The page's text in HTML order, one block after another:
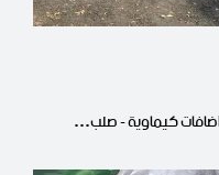
كيماوية - صلب…